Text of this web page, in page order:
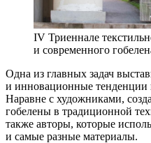
IV Триеннале
и современного
Одна из главных задач
и инновационные тенденции
Наравне с художниками,
гобелены в традиционной
также авторы, которые
и самые разные материалы.